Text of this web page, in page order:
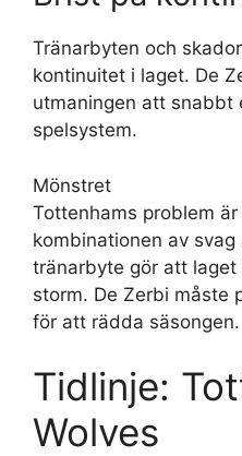
Tränarbyten och
kontinuitet i laget. De
utmaningen att snabbt
spelsystem.
Mönstret
Tottenhams problem
kombinationen av
tränarbyte gör att
storm. De Zerbi måste
för att rädda säsongen.
Tidlinje:
Wolves